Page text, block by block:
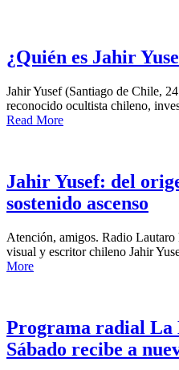
¿Quién es Jahir
Jahir Yusef (Santiago de Chile,
reconocido ocultista chileno,
Read More
Jahir Yusef: del
sostenido ascenso
Atención, amigos. Radio Lautaro
visual y escritor chileno Jahir
More
Programa radial La
Sábado recibe a